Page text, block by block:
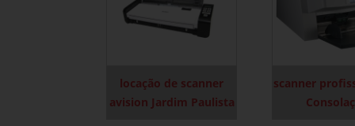
locação de scanner
avision Jardim Paulista
scanner